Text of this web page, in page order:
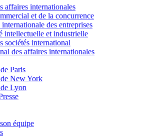
affaires internationales
et de la concurrence
des entreprises
intellectuelle et industrielle
sociétés international
des affaires internationales
Paris
New York
Lyon
équipe